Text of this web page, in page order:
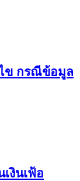
ข กรณีข้อมูล
งินเฟ้อ